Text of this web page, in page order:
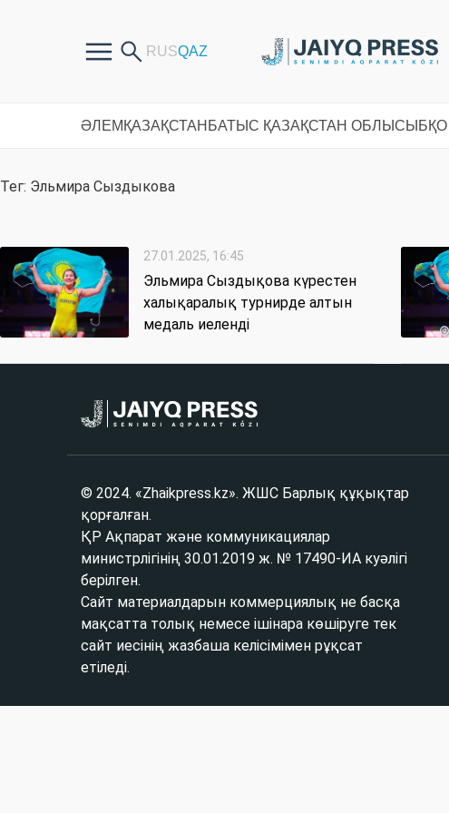
ӘЛЕМ ҚАЗАҚСТАН БАТЫС ҚАЗАҚСТАН ОБЛЫСЫ
Тег: Эльмира Сыздыкова
27.01.2025, 16:45
Эльмира Сыздықова күрестен
халықаралық турнирде алтын
медаль иеленді
© 2024. «Zhaikpress.kz». ЖШС Барлық құқықтар
қорғалған.
ҚР Ақпарат және коммуникациялар
министрлігінің 30.01.2019 ж. № 17490-ИА куәлігі
берілген.
Сайт материалдарын коммерциялық не басқа
мақсатта толық немесе ішінара көшіруге тек
сайт иесінің жазбаша келісімімен рұқсат
етіледі.